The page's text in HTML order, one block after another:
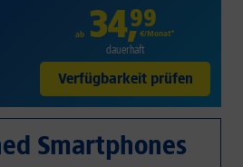
ab 34,99
€/Monat*
dauerhaft
Verfügbarkeit prüfen
Smartphones